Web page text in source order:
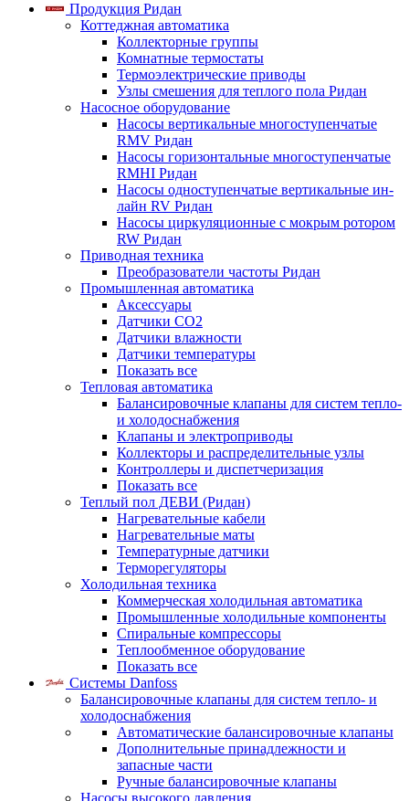
Продукция Ридан
Коттеджная автоматика
Коллекторные группы
Комнатные термостаты
Термоэлектрические приводы
Узлы смешения для теплого пола Ридан
Насосное оборудование
Насосы вертикальные многоступенчатые
RMV Ридан
Насосы горизонтальные многоступенчатые
RMHI Ридан
Насосы одноступенчатые вертикальные ин-
лайн RV Ридан
Насосы циркуляционные с мокрым ротором
RW Ридан
Приводная техника
Преобразователи частоты Ридан
Промышленная автоматика
Аксессуары
Датчики CO2
Датчики влажности
Датчики температуры
Показать все
Тепловая автоматика
Балансировочные клапаны для систем тепло-
и холодоснабжения
Клапаны и электроприводы
Коллекторы и распределительные узлы
Контроллеры и диспетчеризация
Показать все
Теплый пол ДЕВИ (Ридан)
Нагревательные кабели
Нагревательные маты
Температурные датчики
Терморегуляторы
Холодильная техника
Коммерческая холодильная автоматика
Промышленные холодильные компоненты
Спиральные компрессоры
Теплообменное оборудование
Показать все
Системы Danfoss
Балансировочные клапаны для систем тепло- и
холодоснабжения
Автоматические балансировочные клапаны
Дополнительные принадлежности и
запасные части
Ручные балансировочные клапаны
Насосы высокого давления